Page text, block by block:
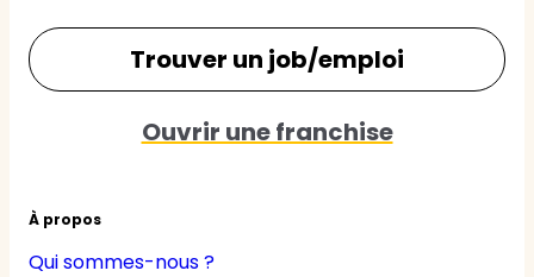
À propos
Qui sommes-nous ?
Trouver un job/emploi
Ouvrir une franchise